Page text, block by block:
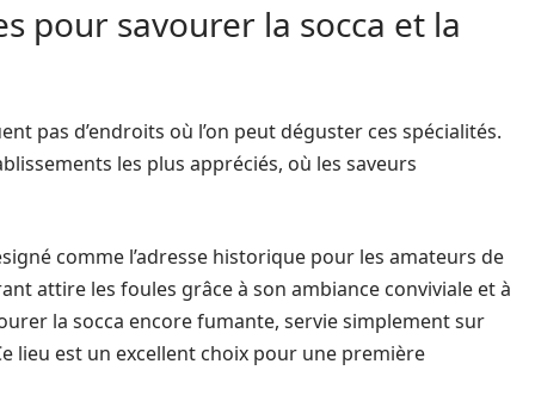
pour savourer la socca et la
pas d’endroits où l’on peut déguster ces spécialités.
les plus appréciés, où les saveurs
comme l’adresse historique pour les amateurs de
attire les foules grâce à son ambiance conviviale et à
la socca encore fumante, servie simplement sur
lieu est un excellent choix pour une première